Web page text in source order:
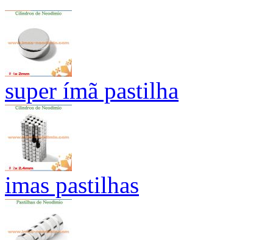
super ímã pastilha
imas pastilhas